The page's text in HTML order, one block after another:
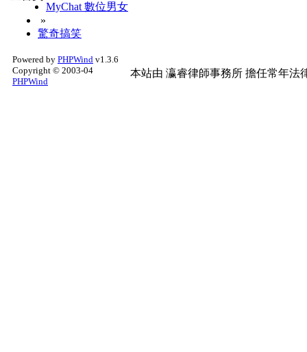
MyChat 數位男女
»
驚奇搞笑
Powered by PHPWind v1.3.6
Copyright © 2003-04
PHPWind
本站由 瀛睿律師事務所 擔任常年法